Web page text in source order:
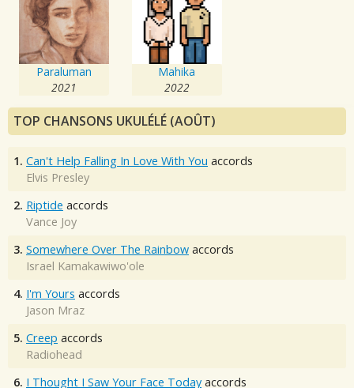
Paraluman
2021
Mahika
2022
TOP CHANSONS UKULÉLÉ (AOÛT)
1. Can't Help Falling In Love With You accords
Elvis Presley
2. Riptide accords
Vance Joy
3. Somewhere Over The Rainbow accords
Israel Kamakawiwo'ole
4. I'm Yours accords
Jason Mraz
5. Creep accords
Radiohead
6. I Thought I Saw Your Face Today accords